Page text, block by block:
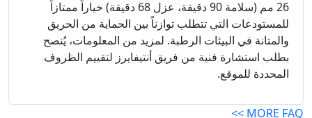
26 مم (سلامة 90 دقيقة، عزل 68 دقيقة) خياراً ممتازاً
للمستودعات التي تتطلب توازناً بين الحماية من الحريق
والمتانة في البيئات الرطبة. لمزيد من المعلومات، يُنصح
بطلب استشارة فنية من فريق أنتيفايرز لتقييم الظروف
المحددة للموقع.
MORE FAQ >>